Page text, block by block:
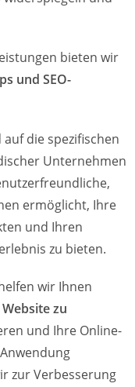
bieten wir
und SEO-
die spezifischen
Unternehmen
ermöglicht, Ihre
und Ihren
zu bieten.
wir Ihnen
zu
und Ihre Online-
zur Verbesserung